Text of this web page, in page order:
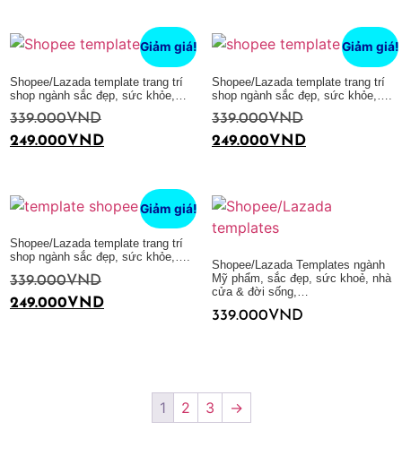
Giảm giá!
Shopee/Lazada template trang trí
shop ngành sắc đẹp, sức khỏe,…
339.000VND
249.000VND
Giảm giá!
Shopee/Lazada template trang trí
shop ngành sắc đẹp, sức khỏe,….
339.000VND
249.000VND
Giảm giá!
Shopee/Lazada template trang trí
shop ngành sắc đẹp, sức khỏe,….
339.000VND
249.000VND
Shopee/Lazada Templates ngành
Mỹ phẩm, sắc đẹp, sức khoẻ, nhà
cửa & đời sống,…
339.000VND
1 2 3 →